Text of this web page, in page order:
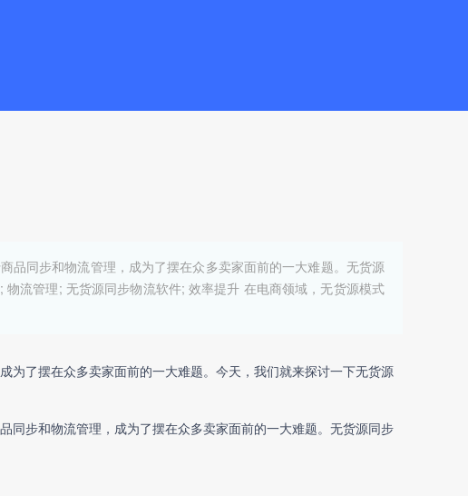
品同步和物流管理，成为了摆在众多卖家面前的一大难题。无货源
流管理; 无货源同步物流软件; 效率提升 在电商领域，无货源模式
为了摆在众多卖家面前的一大难题。今天，我们就来探讨一下无货源
步和物流管理，成为了摆在众多卖家面前的一大难题。 无货源同步